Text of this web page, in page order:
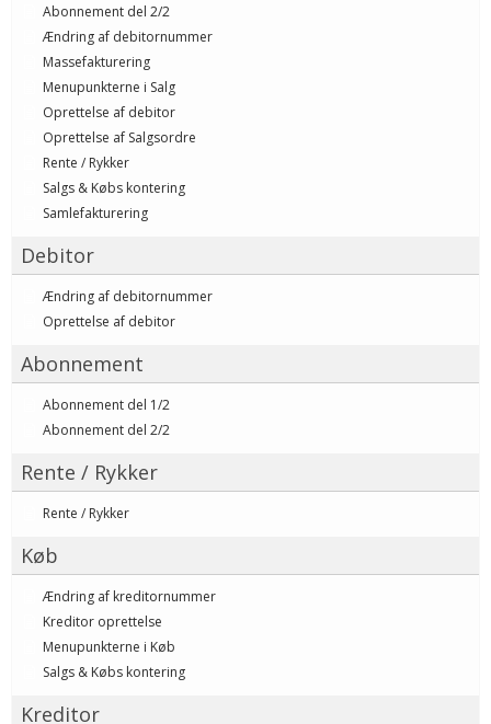
Abonnement del 2/2
Ændring af debitornummer
Massefakturering
Menupunkterne i Salg
Oprettelse af debitor
Oprettelse af Salgsordre
Rente / Rykker
Salgs & Købs kontering
Samlefakturering
Debitor
Ændring af debitornummer
Oprettelse af debitor
Abonnement
Abonnement del 1/2
Abonnement del 2/2
Rente / Rykker
Rente / Rykker
Køb
Ændring af kreditornummer
Kreditor oprettelse
Menupunkterne i Køb
Salgs & Købs kontering
Kreditor